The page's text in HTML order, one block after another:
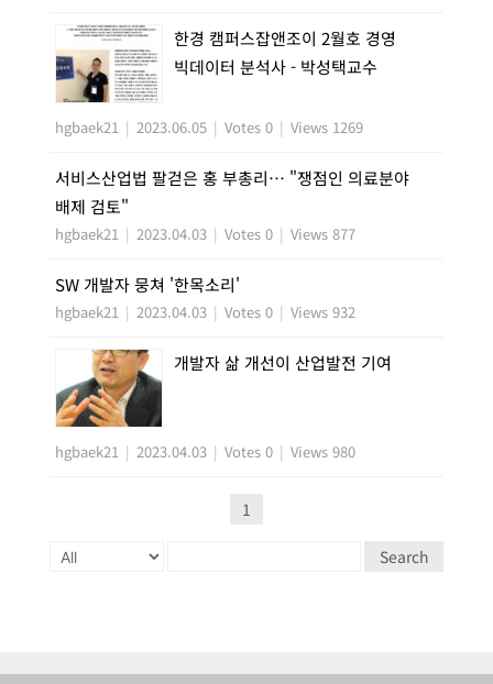
한경 캠퍼스잡앤조이 2월호 경영
빅데이터 분석사 - 박성택교수
hgbaek21 | 2023.06.05 | Votes 0 | Views 1269
서비스산업법 팔걷은 홍 부총리… "쟁점인 의료분야
배제 검토"
hgbaek21 | 2023.04.03 | Votes 0 | Views 877
SW 개발자 뭉쳐 '한목소리'
hgbaek21 | 2023.04.03 | Votes 0 | Views 932
개발자 삶 개선이 산업발전 기여
hgbaek21 | 2023.04.03 | Votes 0 | Views 980
1
Search